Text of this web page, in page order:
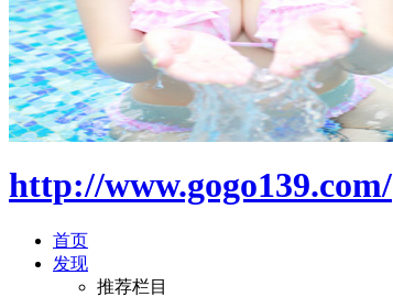
http://www.gogo139.com/
首页
发现
推荐栏目